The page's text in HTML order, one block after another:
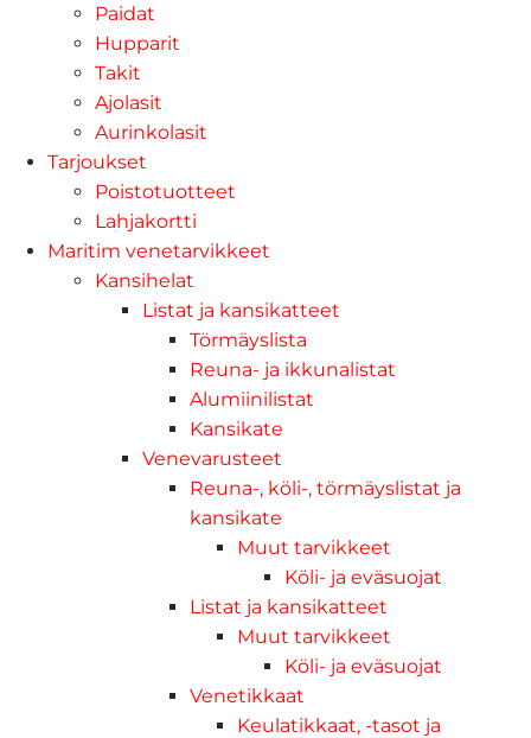
Paidat
Hupparit
Takit
Ajolasit
Aurinkolasit
Tarjoukset
Poistotuotteet
Lahjakortti
Maritim venetarvikkeet
Kansihelat
Listat ja kansikatteet
Törmäyslista
Reuna- ja ikkunalistat
Alumiinilistat
Kansikate
Venevarusteet
Reuna-, köli-, törmäyslistat ja
kansikate
Muut tarvikkeet
Köli- ja eväsuojat
Listat ja kansikatteet
Muut tarvikkeet
Köli- ja eväsuojat
Venetikkaat
Keulatikkaat, -tasot ja